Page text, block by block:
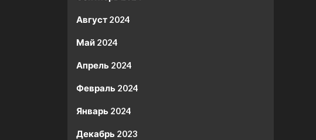
Август 2024
Май 2024
Апрель 2024
Февраль 2024
Январь 2024
Декабрь 2023